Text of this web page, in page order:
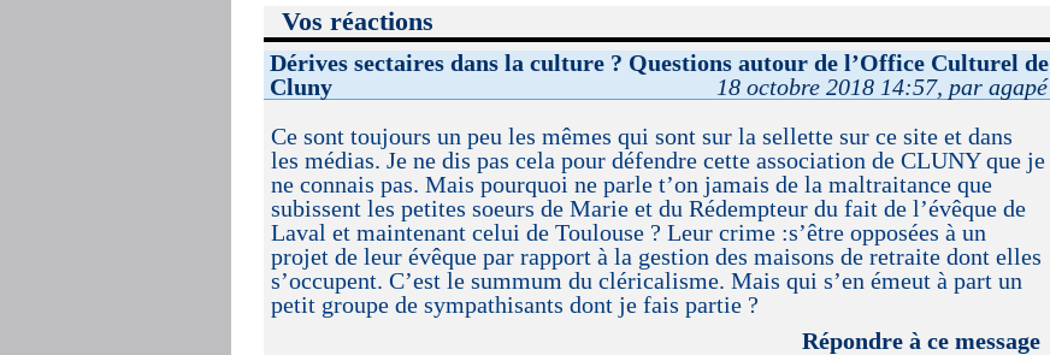
Vos réactions
Dérives sectaires dans la culture ? Questions autour de l’Office Culturel de
Cluny
18 octobre 2018 14:57, par agapé
Ce sont toujours un peu les mêmes qui sont sur la sellette sur ce site et dans
les médias. Je ne dis pas cela pour défendre cette association de CLUNY que je
ne connais pas. Mais pourquoi ne parle t’on jamais de la maltraitance que
subissent les petites soeurs de Marie et du Rédempteur du fait de l’évêque de
Laval et maintenant celui de Toulouse ? Leur crime :s’être opposées à un
projet de leur évêque par rapport à la gestion des maisons de retraite dont elles
s’occupent. C’est le summum du cléricalisme. Mais qui s’en émeut à part un
petit groupe de sympathisants dont je fais partie ?
Répondre à ce message